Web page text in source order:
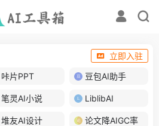
立即入驻
咔片PPT 豆包AI助手
笔灵AI小说 LiblibAI
堆友AI设计 论文降AIGC率